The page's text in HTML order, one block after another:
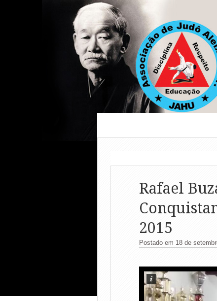
Rafael
2015
Postado em 18 de